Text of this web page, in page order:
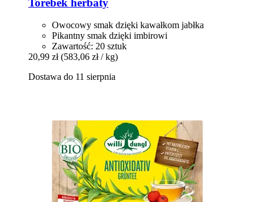
Torebek herbaty
Owocowy smak dzięki kawałkom jabłka
Pikantny smak dzięki imbirowi
Zawartość: 20 sztuk
20,99 zł (583,06 zł / kg)
Dostawa do 11 sierpnia